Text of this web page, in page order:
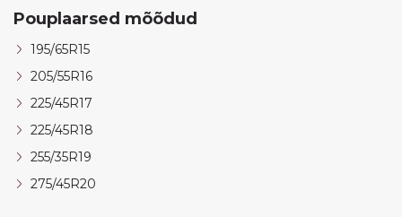
Pouplaarsed mõõdud
195/65R15
205/55R16
225/45R17
225/45R18
255/35R19
275/45R20